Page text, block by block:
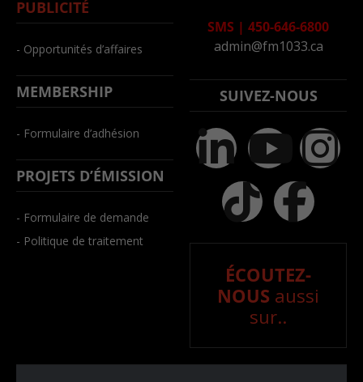
PUBLICITÉ
- Opportunités d’affaires
MEMBERSHIP
- Formulaire d’adhésion
PROJETS D’ÉMISSION
- Formulaire de demande
- Politique de traitement
SMS | 450-646-6800
admin@fm1033.ca
SUIVEZ-NOUS
ÉCOUTEZ-
NOUS aussi
sur..